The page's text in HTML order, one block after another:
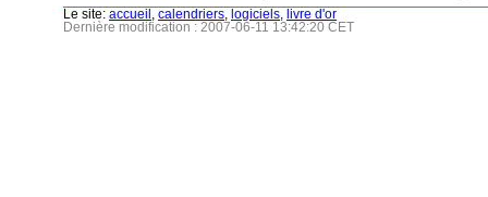
Le site: accueil calendriers logiciels
livre d'or
Dernière modification : 2007-06-11 13:42:20 CET